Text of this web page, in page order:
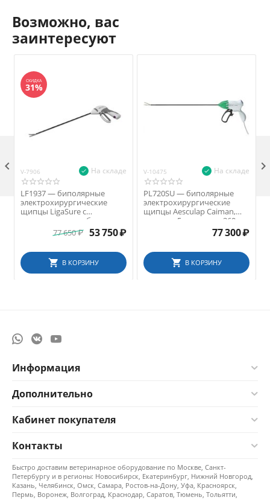
Возможно, вас
заинтересуют
СКИДКА
31%
V-7906 На складе
LF1937 — биполярные
электрохирургические
щипцы LigaSure с
нанопокрытием, бранши
типа Maryland, 370 мм
77 650₽ 53 750₽
В КОРЗИНУ
V-10475 На складе
PL720SU — биполярные
электрохирургические
щипцы Aesculap Caiman,
диаметр 5 мм, длина 360 мм
77 300₽
В КОРЗИНУ
 
Информация
Дополнительно
Кабинет покупателя
Контакты
Быстро доставим ветеринарное оборудование по Москве, Санкт-
Петербургу и в регионы: Новосибирск, Екатеринбург, Нижний Новгород,
Казань, Челябинск, Омск, Самара, Ростов-на-Дону, Уфа, Красноярск,
Пермь, Воронеж, Волгоград, Краснодар, Саратов, Тюмень, Тольятти,